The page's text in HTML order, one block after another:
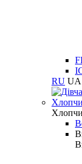
RU UA